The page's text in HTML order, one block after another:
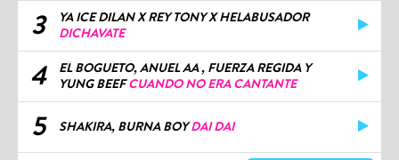
3
YA ICE DILAN X REY TONY X HELABUSADOR
DICHAVATE
4
EL BOGUETO, ANUEL AA , FUERZA REGIDA Y
YUNG BEEFCUANDO NO ERA CANTANTE
5 SHAKIRA, BURNA BOYDAI DAI